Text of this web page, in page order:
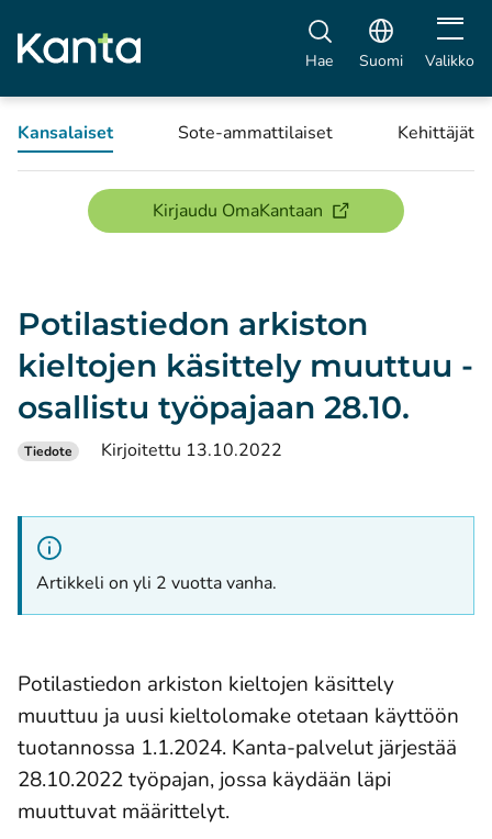
Hae Suomi Avaa
Valikko
Kansalaiset Sote-ammattilaiset Kehittäjät
Kirjaudu OmaKantaan(avautuu uuteen
Potilastiedon arkiston
kieltojen käsittely muuttuu -
osallistu työpajaan 28.10.
Tiedote Kirjoitettu 13.10.2022
Artikkeli on yli 2 vuotta vanha.
Potilastiedon arkiston kieltojen käsittely
muuttuu ja uusi kieltolomake otetaan käyttöön
tuotannossa 1.1.2024. Kanta-palvelut järjestää
28.10.2022 työpajan, jossa käydään läpi
muuttuvat määrittelyt.